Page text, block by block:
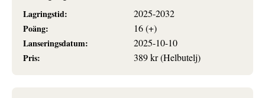
Lagringstid:
2025-2032
Poäng:
16 (+)
Lanseringsdatum:
2025-10-10
Pris:
389 kr (Helbutelj)